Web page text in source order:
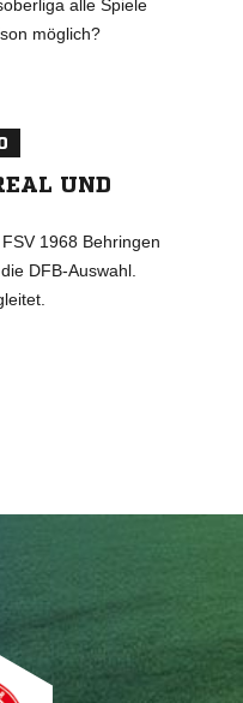
alle Spiele
möglich?
UND
1968 Behringen
DFB-Auswahl.